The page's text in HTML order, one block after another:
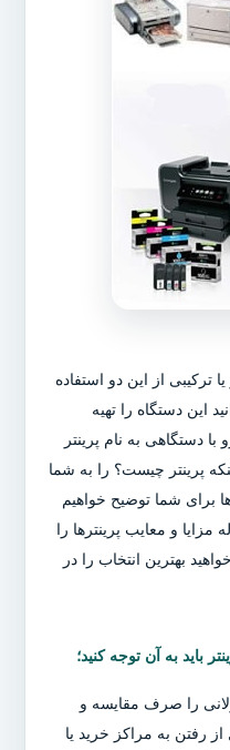
ترکیبی از این دو استفاده
این دستگاه را تهیه
دستگاهی به نام پرینتر
پرینتر چیست؟ را به شما
برای شما توضیح خواهیم
مزایا و معایب پرینترها را
بهترین انتخاب را در
باید به آن توجه کنید؛
را صرف مقایسه و
رفتن به مراکز خرید یا